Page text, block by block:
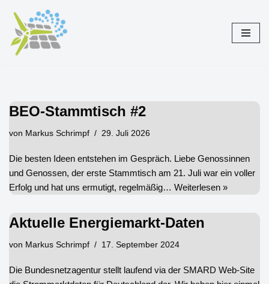
Zum
Inhalt
BEO-Stammtisch #2
von Markus Schrimpf 29. Juli 2026
Die besten Ideen entstehen im Gespräch. Liebe Genossinnen
und Genossen, der erste Stammtisch am 21. Juli war ein voller
Erfolg und hat uns ermutigt, regelmäßig… Weiterlesen »
Aktuelle Energiemarkt-Daten
von Markus Schrimpf 17. September 2024
Die Bundesnetzagentur stellt laufend via der SMARD Web-Site